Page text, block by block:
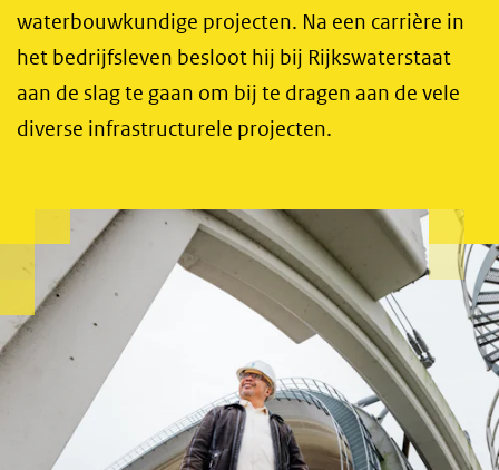
waterbouwkundige projecten. Na een carrière in
het bedrijfsleven besloot hij bij Rijkswaterstaat
aan de slag te gaan om bij te dragen aan de vele
diverse infrastructurele projecten.